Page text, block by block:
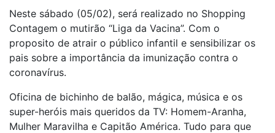
Neste sábado (05/02), será realizado no Shopping
Contagem o mutirão “Liga da Vacina”. Com o
proposito de atrair o público infantil e sensibilizar os
pais sobre a importância da imunização contra o
coronavírus.
Oficina de bichinho de balão, mágica, música e os
super-heróis mais queridos da TV: Homem-Aranha,
Mulher Maravilha e Capitão América. Tudo para que